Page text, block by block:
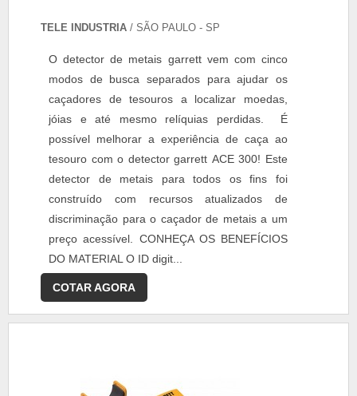
TELE INDUSTRIA / SÃO PAULO - SP
O detector de metais garrett vem com cinco
modos de busca separados para ajudar os
caçadores de tesouros a localizar moedas,
jóias e até mesmo relíquias perdidas. É
possível melhorar a experiência de caça ao
tesouro com o detector garrett ACE 300! Este
detector de metais para todos os fins foi
construído com recursos atualizados de
discriminação para o caçador de metais a um
preço acessível. CONHEÇA OS BENEFÍCIOS
DO MATERIAL O ID digit...
COTAR AGORA